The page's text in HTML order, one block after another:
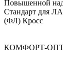
Повышенной
Стандарт для
(ФЛ) Кросс
КОМФОРТ-